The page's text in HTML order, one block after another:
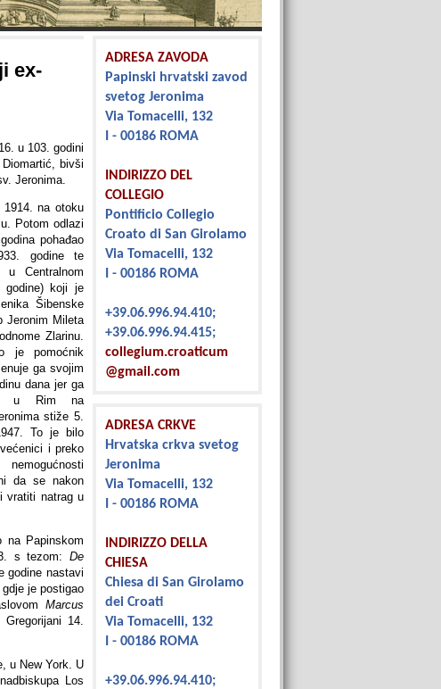
ex-
u 103. godini
bivši
Jeronima.
na otoku
Potom odlazi
pohađao
godine te
Centralnom
godine) koji je
Šibenske
Jeronim Mileta
Zlarinu.
je pomoćnik
ga svojim
dana jer ga
u Rim na
stiže 5.
To je bilo
i preko
da se nakon
vratiti natrag u
na Papinskom
s tezom: De
godine nastavi
je postigao
Marcus
14.
u New York. U
Los
ADRESA ZAVODA
Papinski hrvatski zavod
svetog Jeronima
Via Tomacelli, 132
I - 00186 ROMA
INDIRIZZO DEL
COLLEGIO
Pontificio Collegio
Croato di San Girolamo
Via Tomacelli, 132
I - 00186 ROMA
+39.06.996.94.410;
+39.06.996.94.415;
collegium.croaticum
@gmail.com
ADRESA CRKVE
Hrvatska crkva svetog
Jeronima
Via Tomacelli, 132
I - 00186 ROMA
INDIRIZZO DELLA
CHIESA
Chiesa di San Girolamo
dei Croati
Via Tomacelli, 132
I - 00186 ROMA
+39.06.996.94.410;